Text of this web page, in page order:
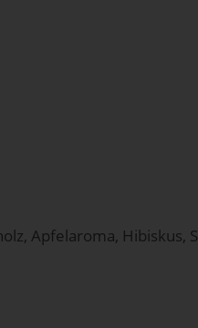
Apfelaroma, Hibiskus,